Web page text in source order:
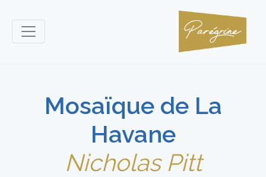
Mosaïque de La
Havane
Nicholas Pitt